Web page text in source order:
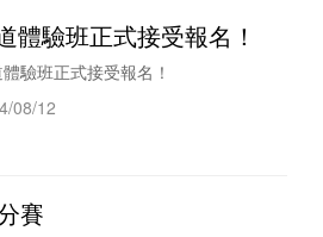
體驗班正式接受報名！
驗班正式接受報名！
08/12
賽